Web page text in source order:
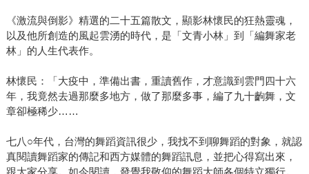
《激流與倒影》精選的二十五篇散文，顯影林懷民的狂熱靈魂，
以及他所創造的風起雲湧的時代，是「文青小林」到「編舞家老
林」的人生代表作。
林懷民：「大疫中，準備出書，重讀舊作，才意識到雲門四十六
年，我竟然去過那麼多地方，做了那麼多事，編了九十齣舞，文
章卻極稀少……
七八○年代，台灣的舞蹈資訊很少，我找不到聊舞蹈的對象，就認
真閱讀舞蹈家的傳記和西方媒體的舞蹈訊息，並把心得寫出來，
跟大家分享。如今閱讀，發覺我敬仰的舞蹈大師各個特立獨行。